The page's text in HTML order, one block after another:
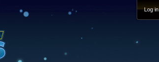
Log in